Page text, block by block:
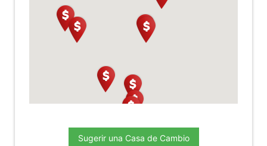
Sugerir una Casa de Cambio